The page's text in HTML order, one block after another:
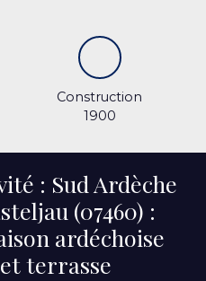
Construction
1900
: Sud Ardèche
(07460) :
ardéchoise
terrasse